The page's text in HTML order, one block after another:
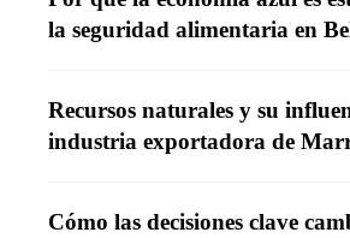
la seguridad alimentaria en
Recursos naturales y su
industria exportadora de
Cómo las decisiones clave